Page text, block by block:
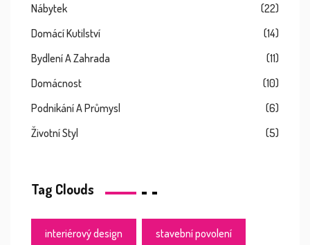
Nábytek
(22)
Domácí Kutilství
(14)
Bydlení A Zahrada
(11)
Domácnost
(10)
Podnikání A Průmysl
(6)
Životní Styl
(5)
Tag Clouds
interiérový design stavební povolení